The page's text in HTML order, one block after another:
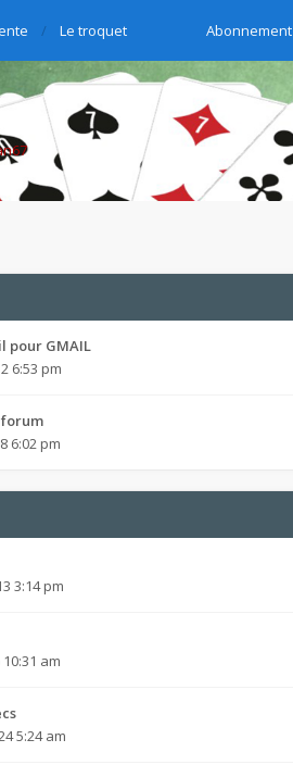
Abonnement
Le troquet
pour GMAIL
6:53 pm
6:02 pm
3:14 pm
am
5:24 am